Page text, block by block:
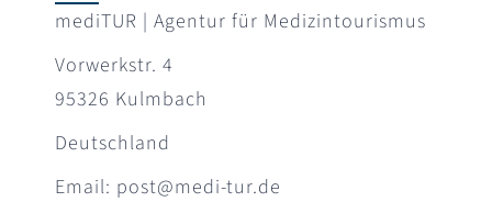
mediTUR | Agentur für Medizintourismus
Vorwerkstr. 4
95326 Kulmbach
Deutschland
Email: post@medi-tur.de